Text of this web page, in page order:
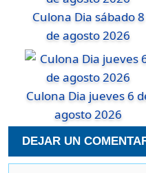
Culona Dia sábado 8
de agosto 2026
Culona Dia jueves 6
agosto 2026
DEJAR UN